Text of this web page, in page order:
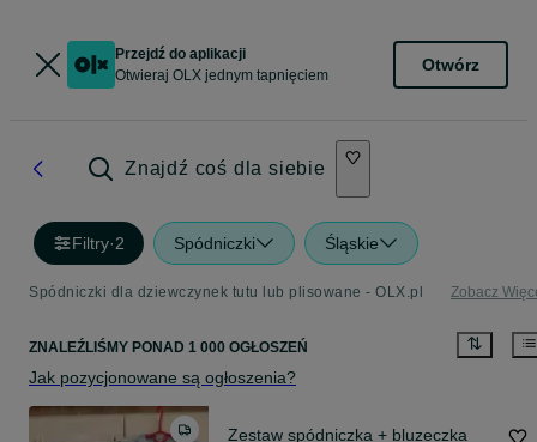
Przejdź do aplikacji
Otwieraj OLX jednym tapnięciem
Otwórz
Znajdź coś dla siebie
Filtry·2 Spódniczki Śląskie
Spódniczki dla dziewczynek tutu lub plisowane - OLX.pl Zobacz
ZNALEŹLIŚMY PONAD 1 000 OGŁOSZEŃ
Jak pozycjonowane są ogłoszenia?
Zestaw spódniczka + bluzeczka